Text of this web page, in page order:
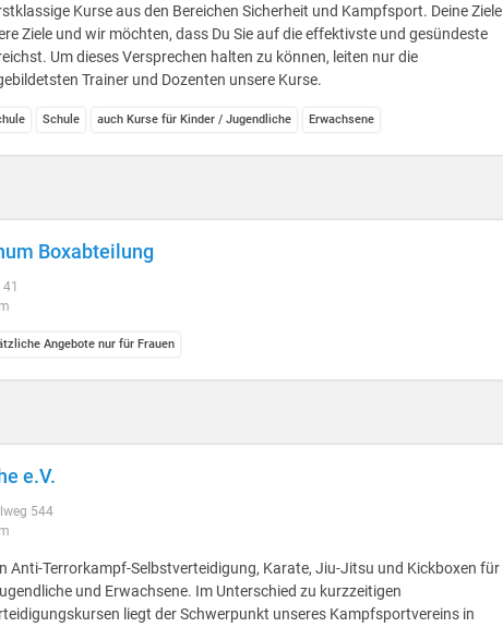
Kurse aus den Bereichen Sicherheit und Kampfsport. Deine Ziele
Ziele und wir möchten, dass Du Sie auf die effektivste und gesündeste
Um dieses Versprechen halten zu können, leiten nur die
Trainer und Dozenten unsere Kurse.
Schule auch Kurse für Kinder / Jugendliche Erwachsene
Boxabteilung
Angebote nur für Frauen
e.V.
544
Anti-Terrorkampf-Selbstverteidigung, Karate, Jiu-Jitsu und Kickboxen für
und Erwachsene. Im Unterschied zu kurzzeitigen
liegt der Schwerpunkt unseres Kampfsportvereins in